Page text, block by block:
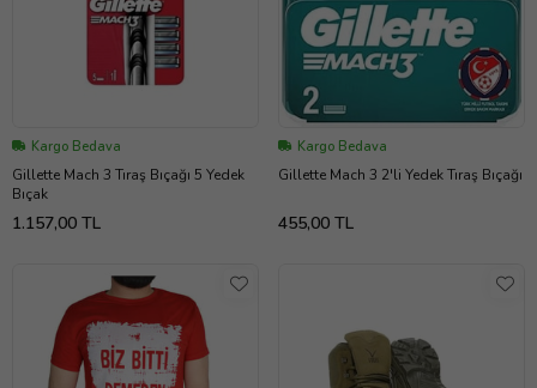
Kargo Bedava
Gillette Mach 3 Tıraş Bıçağı 5 Yedek
Bıçak
1.157,00 TL
Kargo Bedava
Gillette Mach 3 2'li Yedek Tıraş Bıçağı
455,00 TL